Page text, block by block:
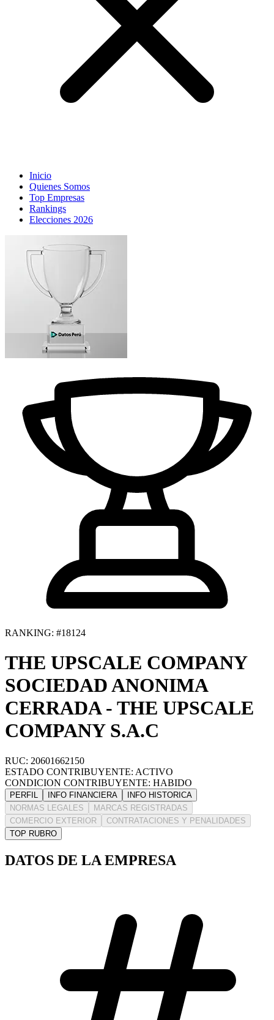
Inicio
Quienes Somos
Top Empresas
Rankings
Elecciones 2026
RANKING: #18124
THE UPSCALE COMPANY
SOCIEDAD ANONIMA
CERRADA - THE UPSCALE
COMPANY S.A.C
RUC: 20601662150
ESTADO CONTRIBUYENTE: ACTIVO
CONDICION CONTRIBUYENTE: HABIDO
PERFIL INFO FINANCIERA
INFO HISTORICA
NORMAS LEGALES
MARCAS REGISTRADAS
COMERCIO EXTERIOR
CONTRATACIONES Y PENALIDADES
TOP RUBRO
DATOS DE LA EMPRESA